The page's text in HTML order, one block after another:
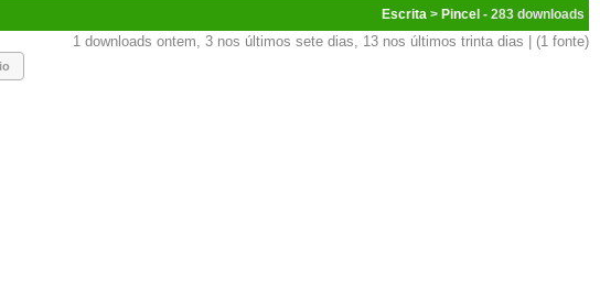
Escrita > Pincel - 283
1 downloads ontem, 3 nos últimos sete dias, 13 nos últimos trinta dias | (1 fonte)